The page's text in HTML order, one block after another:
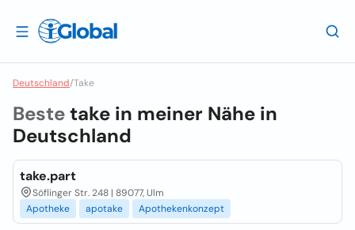
Deutschland/Take
Bestetake in meiner Nähe in
Deutschland
take.part
Söflinger Str. 248 | 89077, Ulm
Apotheke
apotake Apothekenkonzept